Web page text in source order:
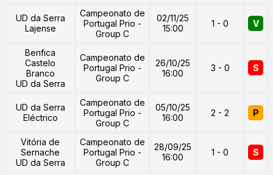
UD da Serra
Lajense
Campeonato de
Portugal Prio -
Group C
02/11/25
15:00
1 - 0 V
Benfica
Castelo
Branco
UD da Serra
Campeonato de
Portugal Prio -
Group C
26/10/25
16:00
3 - 0 S
UD da Serra
Eléctrico
Campeonato de
Portugal Prio -
Group C
05/10/25
16:00
2 - 2 P
Vitória de
Sernache
UD da Serra
Campeonato de
Portugal Prio -
Group C
28/09/25
16:00
1 - 0 S